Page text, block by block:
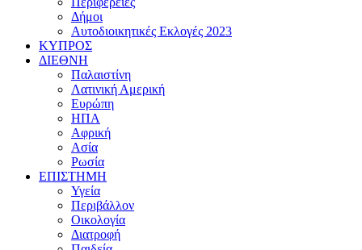
Δήμοι
Αυτοδιοικητικές Εκλογές 2023
ΚΥΠΡΟΣ
ΔΙΕΘΝΗ
Παλαιστίνη
Λατινική Αμερική
Ευρώπη
ΗΠΑ
Αφρική
Ασία
Ρωσία
ΕΠΙΣΤΗΜΗ
Υγεία
Περιβάλλον
Οικολογία
Διατροφή